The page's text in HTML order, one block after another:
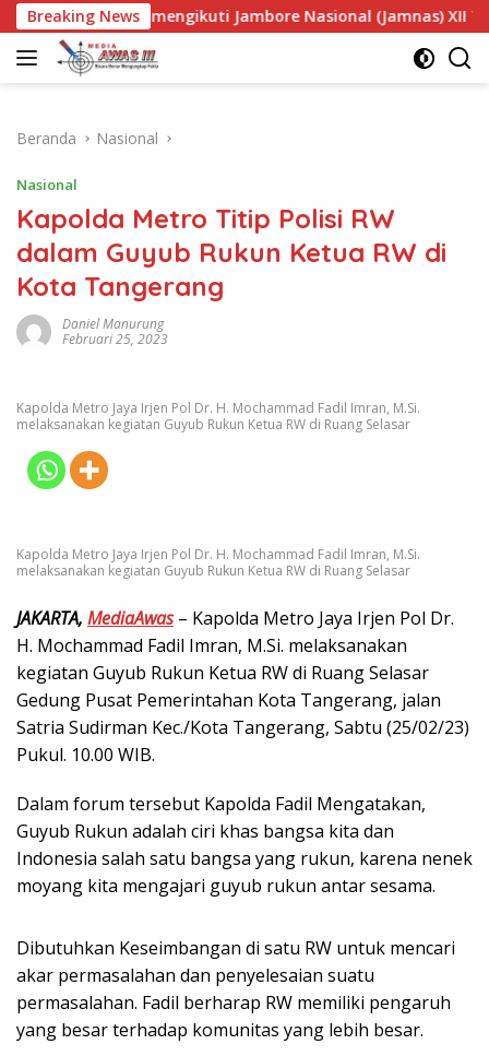
Langsung
ke
konten
Breaking News
Jambore Nasional (Jamnas) XII Tahun 2026 di
Beranda Nasional
Nasional
Kapolda Metro Titip Polisi RW
dalam Guyub Rukun Ketua RW di
Kota Tangerang
Daniel Manurung
Februari 25, 2023
Kapolda Metro Jaya Irjen Pol Dr. H. Mochammad Fadil Imran, M.Si.
melaksanakan kegiatan Guyub Rukun Ketua RW di Ruang Selasar
Kapolda Metro Jaya Irjen Pol Dr. H. Mochammad Fadil Imran, M.Si.
melaksanakan kegiatan Guyub Rukun Ketua RW di Ruang Selasar
JAKARTA, MediaAwas– Kapolda Metro Jaya Irjen Pol Dr.
H. Mochammad Fadil Imran, M.Si. melaksanakan
kegiatan Guyub Rukun Ketua RW di Ruang Selasar
Gedung Pusat Pemerintahan Kota Tangerang, jalan
Satria Sudirman Kec./Kota Tangerang, Sabtu (25/02/23)
Pukul. 10.00 WIB.
Dalam forum tersebut Kapolda Fadil Mengatakan,
Guyub Rukun adalah ciri khas bangsa kita dan
Indonesia salah satu bangsa yang rukun, karena nenek
moyang kita mengajari guyub rukun antar sesama.
Dibutuhkan Keseimbangan di satu RW untuk mencari
akar permasalahan dan penyelesaian suatu
permasalahan. Fadil berharap RW memiliki pengaruh
yang besar terhadap komunitas yang lebih besar.